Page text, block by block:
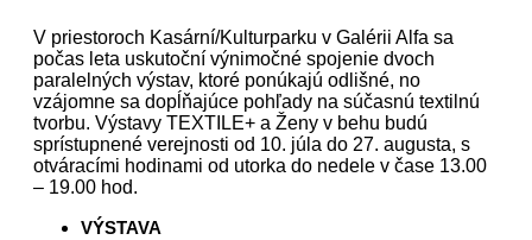
V priestoroch Kasární/Kulturparku v Galérii Alfa sa
počas leta uskutoční výnimočné spojenie dvoch
paralelných výstav, ktoré ponúkajú odlišné, no
vzájomne sa dopĺňajúce pohľady na súčasnú textilnú
tvorbu. Výstavy TEXTILE+ a Ženy v behu budú
sprístupnené verejnosti od 10. júla do 27. augusta, s
otváracími hodinami od utorka do nedele v čase 13.00
– 19.00 hod.
VÝSTAVA